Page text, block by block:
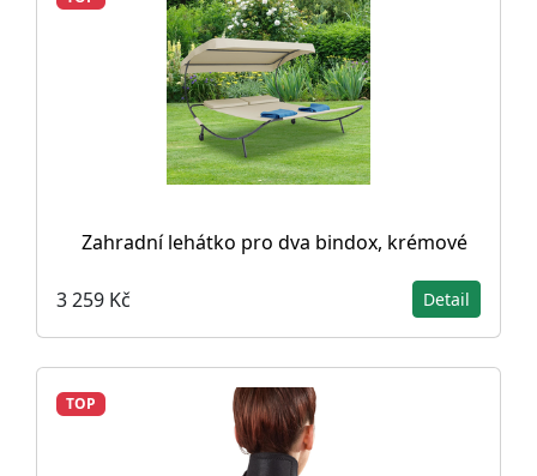
Zahradní lehátko pro dva bindox, krémové
3 259 Kč Detail
TOP